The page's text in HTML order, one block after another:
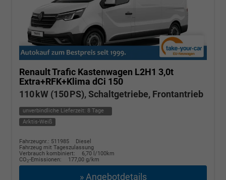
Renault Trafic Kastenwagen L2H1 3,0t
Extra+RFK+Klima dCi 150
110 kW (150 PS), Schaltgetriebe, Frontantrieb
unverbindliche Lieferzeit: 8 Tage
Arktis-Weiß
Fahrzeugnr.: 511985
Diesel
Fahrzeug mit Tageszulassung
Verbrauch kombiniert:
6,70 l/100km
CO2-Emissionen: 177,00 g/km
» Angebotdetails